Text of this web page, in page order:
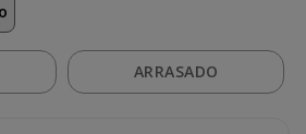
ARRASADO